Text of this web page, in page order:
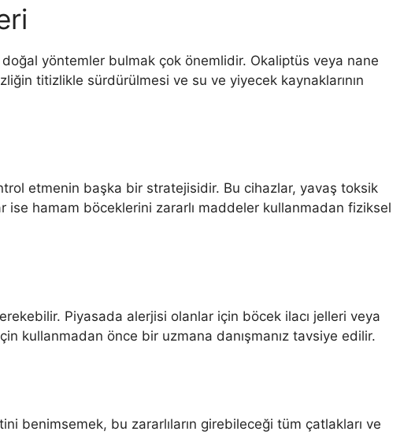
yöntemler bulmak çok önemlidir. Okaliptüs veya nane
titizlikle sürdürülmesi ve su ve yiyecek kaynaklarının
etmenin başka bir stratejisidir. Bu cihazlar, yavaş toksik
hamam böceklerini zararlı maddeler kullanmadan fiziksel
Piyasada alerjisi olanlar için böcek ilacı jelleri veya
kullanmadan önce bir uzmana danışmanız tavsiye edilir.
benimsemek, bu zararlıların girebileceği tüm çatlakları ve